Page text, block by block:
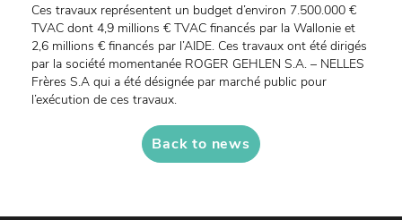
Ces travaux représentent un budget d’environ 7.500.000 €
TVAC dont 4,9 millions € TVAC financés par la Wallonie et
2,6 millions € financés par l’AIDE. Ces travaux ont été dirigés
par la société momentanée ROGER GEHLEN S.A. – NELLES
Frères S.A qui a été désignée par marché public pour
l’exécution de ces travaux.
Back to news